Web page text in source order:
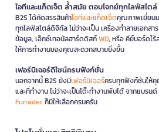
ไอทีและแก็ดเจ็ต ล้ำสมัย ตอบโจทย์ทุกไลฟ์สไตล์
B2S ได้คัดสรรสินค้าไอทีและแก็ดเจ็ตคุณภาพเยี่ยม
ทุกไลฟ์สไตล์ดิจิทัล ไม่ว่าจะเป็น เครื่องทำลายเอกสาร
ข้อมูล, เอ็กซ์เทอนัลฮาร์ดดิสก์WD, หรือ คีย์บอร์ดไร้
ให้การทำงานของคุณสะดวกสบายยิ่งขึ้น
เฟอร์นิเจอร์ดีไซน์ครบฟังก์ชั่น
นอกจากนี้ B2S ยังมีเฟอร์นิเจอร์ครบทุกฟังก์ชันให้
และที่ทำงาน ไม่ว่าจะเป็นโต๊ะทำงานพับได้ จากแบรนด์
Furradecก็มีให้เลือกครบครัน